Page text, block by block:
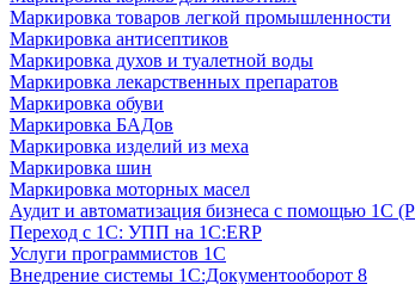
Маркировка товаров легкой промышленности
Маркировка антисептиков
Маркировка духов и туалетной воды
Маркировка лекарственных препаратов
Маркировка обуви
Маркировка БАДов
Маркировка изделий из меха
Маркировка шин
Маркировка моторных масел
Аудит и автоматизация бизнеса с помощью 1С
Переход с 1С: УПП на 1С:ERP
Услуги программистов 1С
Внедрение системы 1С:Документооборот 8